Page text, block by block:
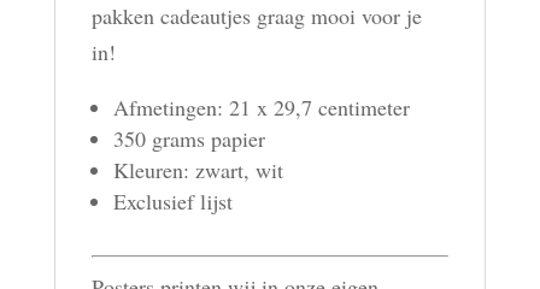
pakken cadeautjes graag mooi voor je
in!
Afmetingen: 21 x 29,7 centimeter
350 grams papier
Kleuren: zwart, wit
Exclusief lijst